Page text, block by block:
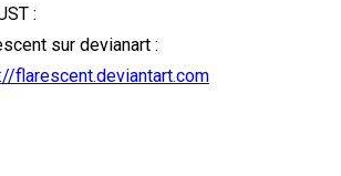
:
sur devianart :
flarescent.deviantart.com